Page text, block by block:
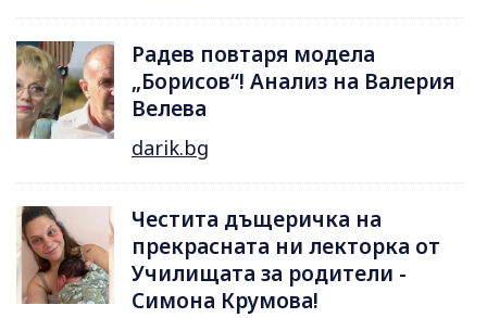
Радев повтаря модела
„Борисов“! Анализ на Валерия
Велева
darik.bg
Честита дъщеричка на
прекрасната ни лекторка от
Училищата за родители -
Симона Крумова!